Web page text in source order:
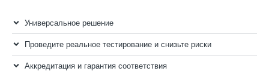
Универсальное решение
Проведите реальное тестирование и снизьте риски
Аккредитация и гарантия соответствия